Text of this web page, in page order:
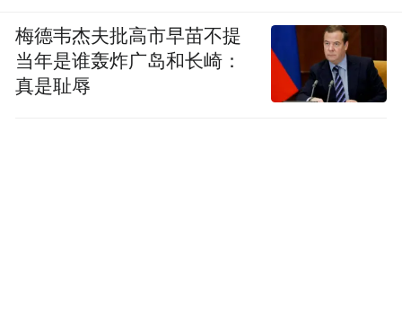
梅德韦杰夫批高市早苗不提
当年是谁轰炸广岛和长崎：
真是耻辱